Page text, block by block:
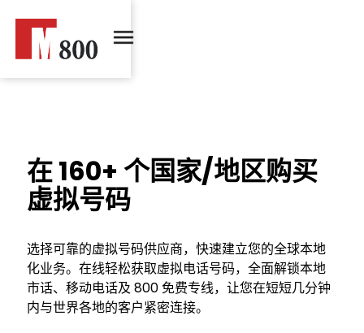
在 160+ 个国家/地区购买
虚拟号码
选择可靠的虚拟号码供应商，快速建立您的全球本地
化业务。在线轻松获取虚拟电话号码，全面解锁本地
市话、移动电话及 800 免费专线，让您在短短几分钟
内与世界各地的客户紧密连接。